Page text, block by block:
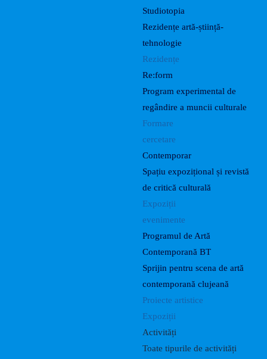
Studiotopia
Rezidențe artă-știință-
tehnologie
Rezidențe
Re:form
Program experimental de
regândire a muncii culturale
Formare
cercetare
Contemporar
Spațiu expozițional și revistă
de critică culturală
Expoziții
evenimente
Programul de Artă
Contemporană BT
Sprijin pentru scena de artă
contemporană clujeană
Proiecte artistice
Expoziții
Activități
Toate tipurile de activități